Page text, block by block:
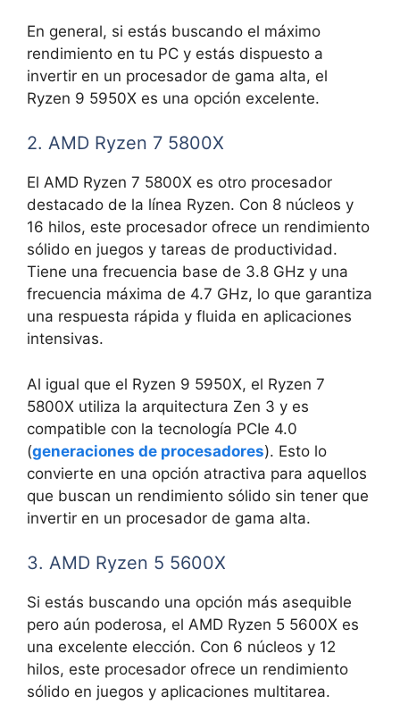
En general, si estás buscando el máximo
rendimiento en tu PC y estás dispuesto a
invertir en un procesador de gama alta, el
Ryzen 9 5950X es una opción excelente.
2. AMD Ryzen 7 5800X
El AMD Ryzen 7 5800X es otro procesador
destacado de la línea Ryzen. Con 8 núcleos y
16 hilos, este procesador ofrece un rendimiento
sólido en juegos y tareas de productividad.
Tiene una frecuencia base de 3.8 GHz y una
frecuencia máxima de 4.7 GHz, lo que garantiza
una respuesta rápida y fluida en aplicaciones
intensivas.
Al igual que el Ryzen 9 5950X, el Ryzen 7
5800X utiliza la arquitectura Zen 3 y es
compatible con la tecnología PCIe 4.0
(generaciones de procesadores). Esto lo
convierte en una opción atractiva para aquellos
que buscan un rendimiento sólido sin tener que
invertir en un procesador de gama alta.
3. AMD Ryzen 5 5600X
Si estás buscando una opción más asequible
pero aún poderosa, el AMD Ryzen 5 5600X es
una excelente elección. Con 6 núcleos y 12
hilos, este procesador ofrece un rendimiento
sólido en juegos y aplicaciones multitarea.